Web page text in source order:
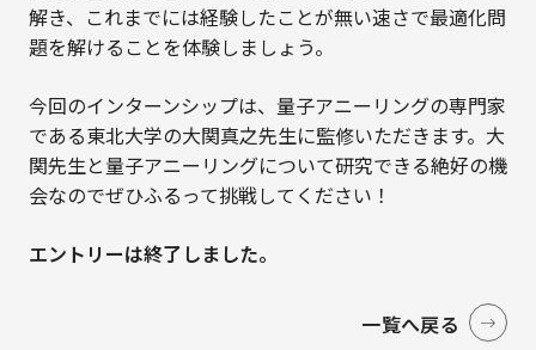
解き、これまでには経験したことが無い速さで最適化問
題を解けることを体験しましょう。
今回のインターンシップは、量子アニーリングの専門家
である東北大学の大関真之先生に監修いただきます。大
関先生と量子アニーリングについて研究できる絶好の機
会なのでぜひふるって挑戦してください！
エントリーは終了しました。
一覧へ戻る